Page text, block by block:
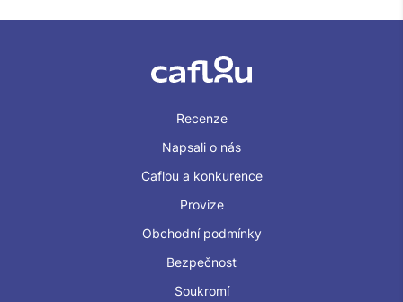
Recenze
Napsali o nás
Caflou a konkurence
Provize
Obchodní podmínky
Bezpečnost
Soukromí